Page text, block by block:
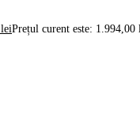
leiPrețul curent este: 1.994,00